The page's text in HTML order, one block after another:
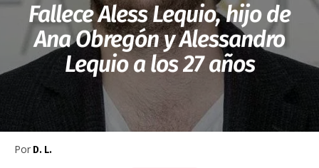
Fallece Aless Lequio, hijo de
Ana Obregón y Alessandro
Lequio a los 27 años
Por D. L.